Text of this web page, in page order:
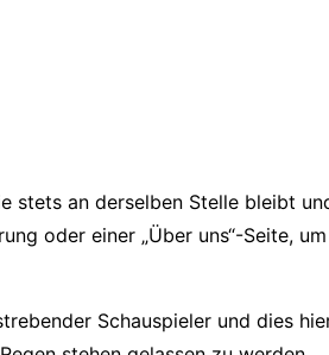
stets an derselben Stelle bleibt
oder einer „Über uns“-Seite,
Schauspieler und dies